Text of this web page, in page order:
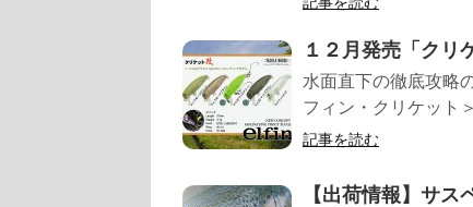
１２月発売「クリ
水面直下の徹底攻略
フィン・クリケット
記事を読む
【出荷情報】サ